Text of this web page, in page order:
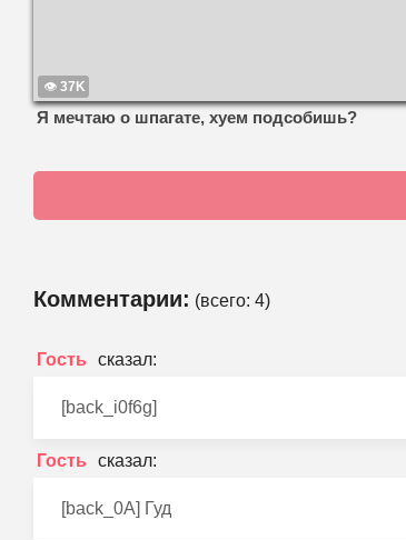
37K
Я мечтаю о шпагате, хуем подсобишь?
Комментарии: (всего: 4)
Гость
[back_i0f6g]
Гость
[back_0A] Гуд